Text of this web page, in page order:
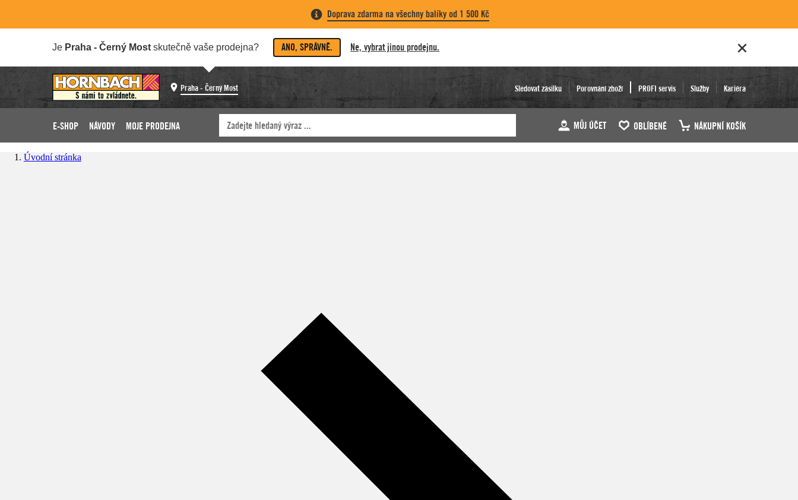
Doprava zdarma na všechny balíky od 1 500 Kč
Je Praha - Černý Most skutečně vaše prodejna? ANO, SPRÁVNĚ. Ne, vybrat jinou prodejnu.
Praha - Černý Most Sledovat zásilku Porovnání zboží PROFI servis Služby Kariéra
E-SHOP NÁVODY MOJE PRODEJNA MŮJ ÚČET OBLÍBENÉ NÁKUPNÍ KOŠÍK
Úvodní stránka